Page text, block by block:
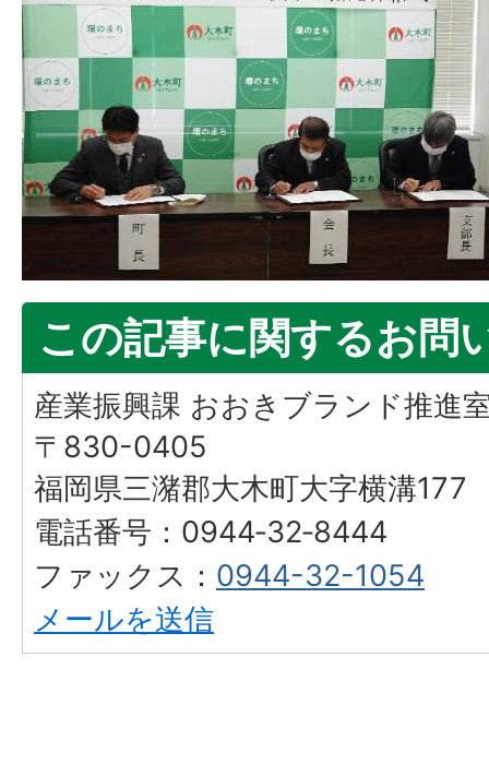
この記事に関するお問
産業振興課 おおきブランド推進
〒830-0405
福岡県三潴郡大木町大字横溝177
電話番号：0944‐32‐8444
ファックス： 0944-32-1054
メールを送信